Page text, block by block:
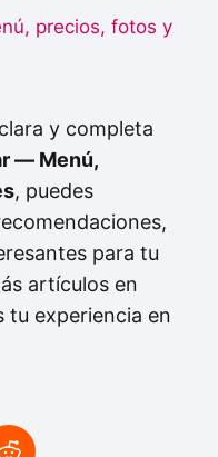
precios, fotos y
y completa
— Menú,
, puedes
para tu
artículos en
tu experiencia en